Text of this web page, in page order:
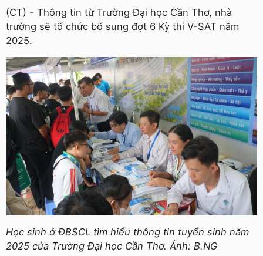
(CT) - Thông tin từ Trường Đại học Cần Thơ, nhà
trường sẽ tổ chức bổ sung đợt 6 Kỳ thi V-SAT năm
2025.
Học sinh ở ĐBSCL tìm hiểu thông tin tuyển sinh năm
2025 của Trường Đại học Cần Thơ. Ảnh: B.NG